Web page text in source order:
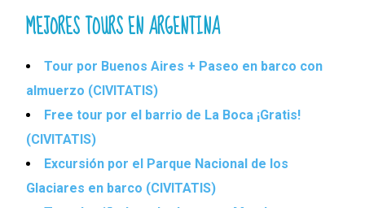
MEJORES TOURS EN ARGENTINA
Tour por Buenos Aires + Paseo en barco con
almuerzo (CIVITATIS)
Free tour por el barrio de La Boca ¡Gratis!
(CIVITATIS)
Excursión por el Parque Nacional de los
Glaciares en barco (CIVITATIS)